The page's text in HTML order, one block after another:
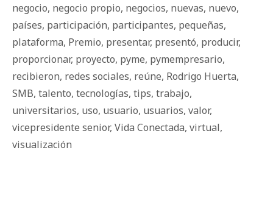
negocio, negocio propio, negocios, nuevas, nuevo,
países, participación, participantes, pequeñas,
plataforma, Premio, presentar, presentó, producir,
proporcionar, proyecto, pyme, pymempresario,
recibieron, redes sociales, reúne, Rodrigo Huerta,
SMB, talento, tecnologías, tips, trabajo,
universitarios, uso, usuario, usuarios, valor,
vicepresidente senior, Vida Conectada, virtual,
visualización